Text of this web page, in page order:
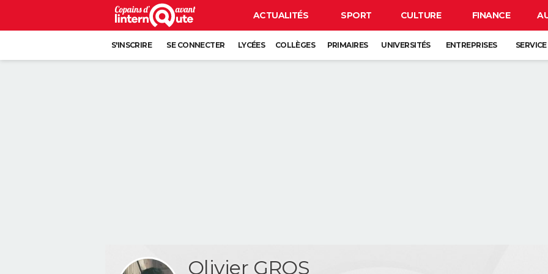
ACTUALITÉS SPORT CULTURE FINANCE
S'INSCRIRE SE CONNECTER LYCÉES COLLÈGES PRIMAIRES UNIVERSITÉS ENTREPRISES
Olivier GROS